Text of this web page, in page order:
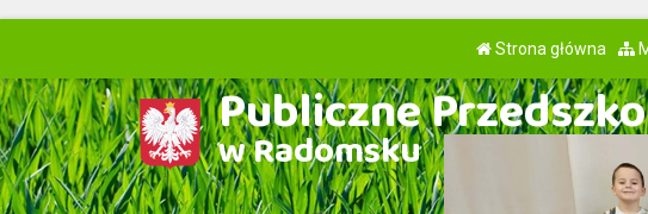
Strona główna
Publiczne
w Radomsku